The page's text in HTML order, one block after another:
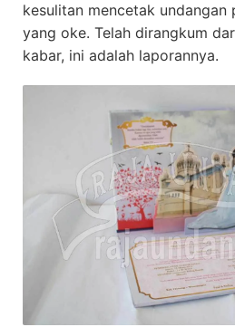
kesulitan mencetak undangan
yang oke. Telah dirangkum
kabar, ini adalah laporannya.